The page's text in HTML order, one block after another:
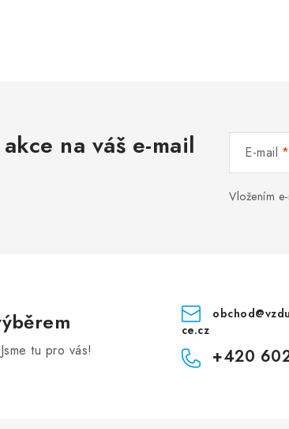
na váš e-mail E-mail
Vložením
tu pro vás!
obchod@
ce.cz
+420